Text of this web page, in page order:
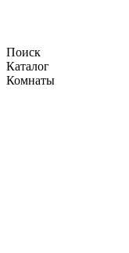
Поиск
Каталог
Комнаты